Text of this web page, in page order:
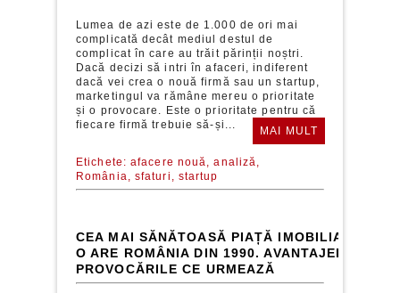
Lumea de azi este de 1.000 de ori mai
complicată decât mediul destul de
complicat în care au trăit părinții noștri.
Dacă decizi să intri în afaceri, indiferent
dacă vei crea o nouă firmă sau un startup,
marketingul va rămâne mereu o prioritate
și o provocare. Este o prioritate pentru că
fiecare firmă trebuie să-și...
MAI MULT
Etichete: afacere nouă,
analiză,
România,
sfaturi, startup
CEA MAI SĂNĂTOASĂ PIAȚĂ IMOBILIARĂ PE
O ARE ROMÂNIA DIN 1990. AVANTAJELE ȘI
PROVOCĂRILE CE URMEAZĂ